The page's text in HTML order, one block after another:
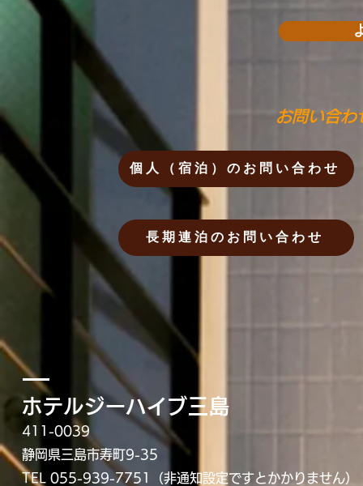
お問い合わ
個人（宿泊）のお問い合わせ
長期連泊のお問い合わせ
ホテルジーハイブ三島
411-0039
静岡県三島市寿町9-35
TEL 055-939-775 1（非通知設定ですとかかりません）